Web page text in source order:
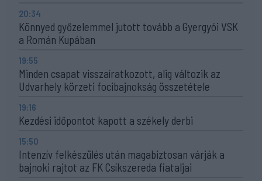
20:34
Könnyed győzelemmel jutott tovább a Gyergyói VSK
a Román Kupában
19:55
Minden csapat visszaíratkozott, alig változik az
Udvarhely körzeti focibajnokság összetétele
19:16
Kezdési időpontot kapott a székely derbi
15:50
Intenzív felkészülés után magabiztosan várják a
bajnoki rajtot az FK Csíkszereda fiataljai